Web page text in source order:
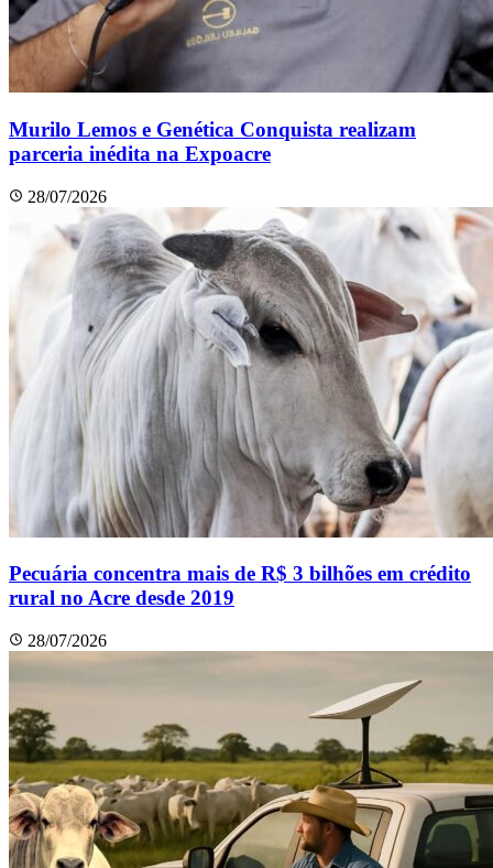
Murilo Lemos e Genética Conquista realizam
parceria inédita na Expoacre
28/07/2026
Pecuária concentra mais de R$ 3 bilhões em crédito
rural no Acre desde 2019
28/07/2026